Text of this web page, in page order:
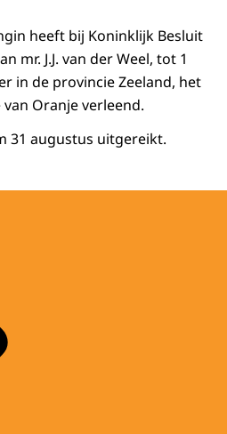
heeft bij Koninklijk Besluit
mr. J.J. van der Weel, tot 1
in de provincie Zeeland, het
Oranje verleend.
31 augustus uitgereikt.